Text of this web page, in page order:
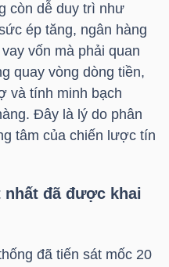
còn dễ duy trì như
ép tăng, ngân hàng
vốn mà phải quan
quay vòng dòng tiền,
và tính minh bạch
Đây là lý do phân
tâm của chiến lược tín
đã được khai
đã tiến sát mốc 20